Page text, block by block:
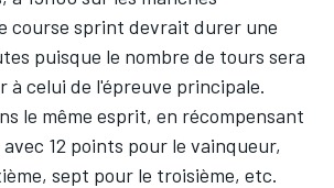
course sprint devrait durer une
puisque le nombre de tours sera
à celui de l'épreuve principale.
le même esprit, en récompensant
12 points pour le vainqueur,
sept pour le troisième, etc.